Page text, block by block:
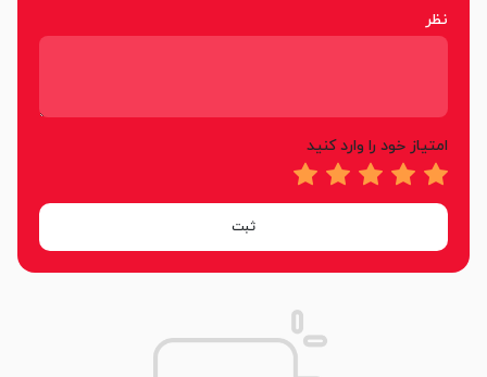
نظر
امتیاز خود را وارد کنید
ثبت